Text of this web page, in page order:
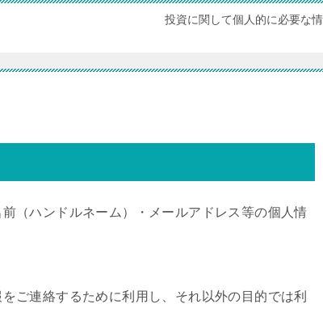
投資に関して個人的に必要な
（ハンドルネーム）・メールアドレス等の個人情
ご連絡するために利用し、それ以外の目的では利